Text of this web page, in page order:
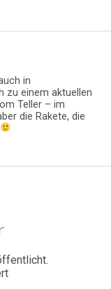
in
zu einem aktuellen
Teller – im
die Rakete, die